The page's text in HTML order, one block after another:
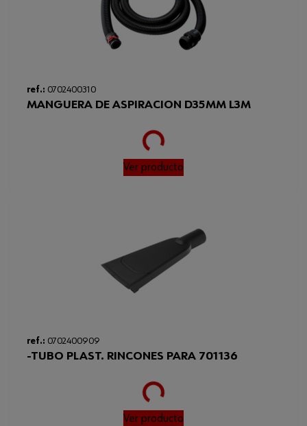
ref.: 0702400310
MANGUERA DE ASPIRACION D35MM L3M
Loading...
Ver producto
ref.: 0702400909
-TUBO PLAST. RINCONES PARA 701136
Loading...
Ver producto